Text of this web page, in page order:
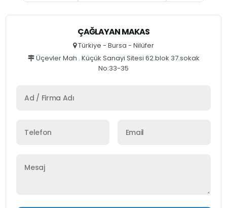
ÇAĞLAYAN MAKAS
Türkiye - Bursa - Nilüfer
Üçevler Mah . Küçük Sanayi Sitesi 62.blok 37.sokak
No:33-35